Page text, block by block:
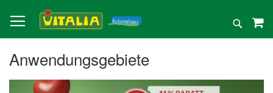
zum
Inhalt
Suche
Anwendungsgebiete